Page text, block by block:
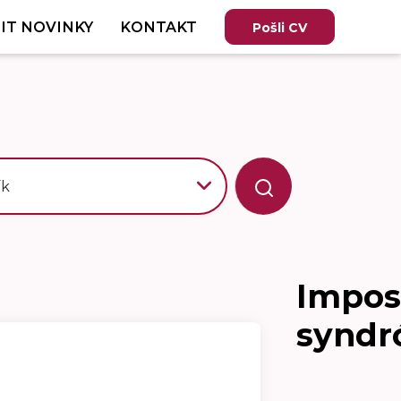
IT NOVINKY KONTAKT Pošli CV